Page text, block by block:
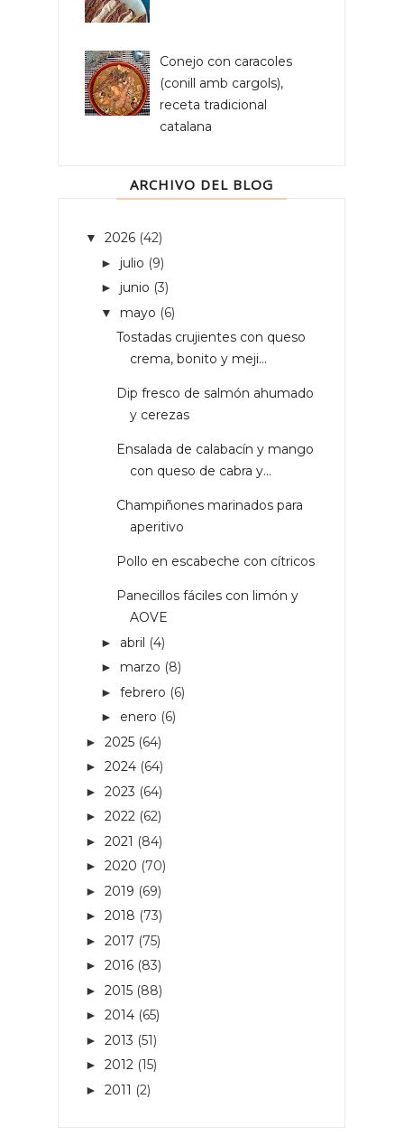
Conejo con caracoles
(conill amb cargols),
receta tradicional
catalana
ARCHIVO DEL BLOG
▼ 2026 (42)
► julio (9)
► junio (3)
▼ mayo (6)
Tostadas crujientes con queso
crema, bonito y meji...
Dip fresco de salmón ahumado
y cerezas
Ensalada de calabacín y mango
con queso de cabra y...
Champiñones marinados para
aperitivo
Pollo en escabeche con cítricos
Panecillos fáciles con limón y
AOVE
► abril (4)
► marzo (8)
► febrero (6)
► enero (6)
► 2025 (64)
► 2024 (64)
► 2023 (64)
► 2022 (62)
► 2021 (84)
► 2020 (70)
► 2019 (69)
► 2018 (73)
► 2017 (75)
► 2016 (83)
► 2015 (88)
► 2014 (65)
► 2013 (51)
► 2012 (15)
► 2011 (2)